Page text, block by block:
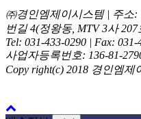
㈜경인엠제이시스템 | 주소
번길 4(정왕동, MTV 3사
Tel: 031-433-0290 | Fax:
사업자등록번호: 136-81-
Copy right(c) 2018 경인엠제